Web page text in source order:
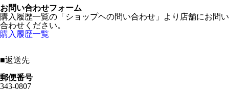
お問い合わせフォーム
購入履歴一覧の「ショップヘの問い合わせ」より店舗にお問い
合わせください。
購入履歴一覧
■返送先
郵便番号
343-0807